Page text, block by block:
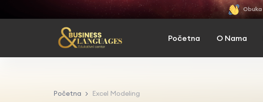
Početna O Nama
Početna Excel Modeling